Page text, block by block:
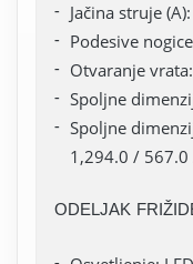
Jačina struje
Podesive
Otvaranje
Spoljne
Spoljne
1,294.0 /
ODELJAK